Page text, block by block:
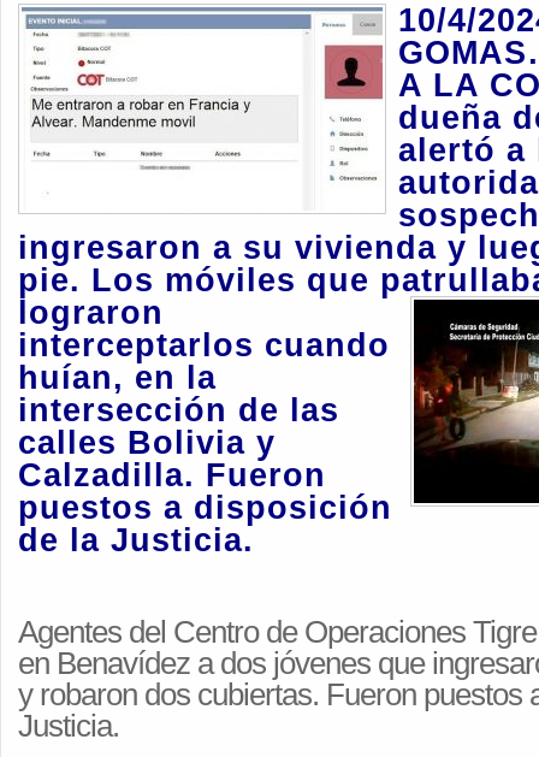
10/4/
A LA
dueña
alertó a
ingresaron a su vivienda y
pie. Los móviles que
lograron
interceptarlos cuando
huían, en la
intersección de las
calles Bolivia y
Calzadilla. Fueron
puestos a disposición
de la Justicia.
Agentes del Centro de Operaciones
en Benavídez a dos jóvenes que
y robaron dos cubiertas. Fueron puestos
Justicia.